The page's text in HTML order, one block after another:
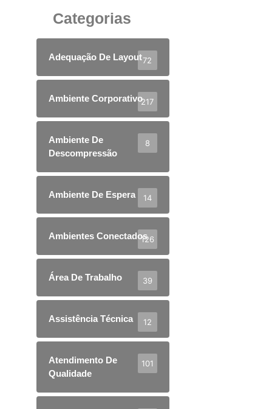
Categorias
Adequação De Layout72
Ambiente Corporativo217
Ambiente De
Descompressão
8
Ambiente De Espera 14
Ambientes Conectados126
Área De Trabalho 39
Assistência Técnica 12
Atendimento De
Qualidade
101